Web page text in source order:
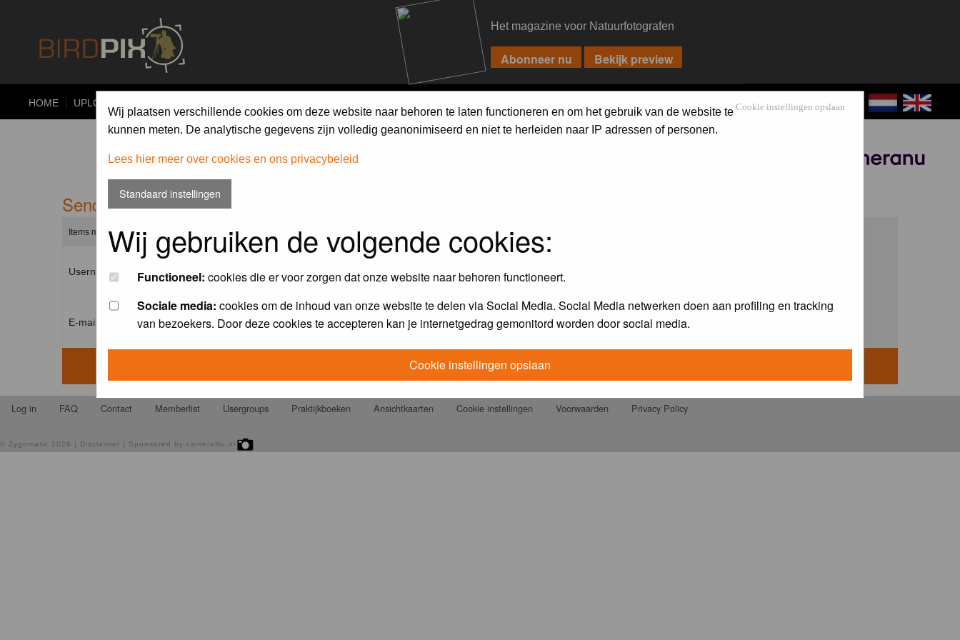
Het magazine voor Natuurfotografen
HOME UPLOAD Cookie instellingen opslaan
Wij plaatsen verschillende cookies om deze website naar behoren te laten functioneren en om het gebruik van de website te
kunnen meten. De analytische gegevens zijn volledig geanonimiseerd en niet te herleiden naar IP adressen of personen.
Lees hier meer over cookies en ons privacybeleid
Standaard instellingen
Wij gebruiken de volgende cookies:
Functioneel: cookies die er voor zorgen dat onze website naar behoren functioneert.
Sociale media: cookies om de inhoud van onze website te delen via Social Media. Social Media netwerken doen aan profiling en tracking
van bezoekers. Door deze cookies te accepteren kan je internetgedrag gemonitord worden door social media.
Cookie instellingen opslaan
Send me a new password
Items marked with a * are required unless stated otherwise.
Username: *
E-mail address: *
Log in FAQ Contact Memberlist Usergroups Praktijkboeken Ansichtkaarten Cookie instellingen Voorwaarden Privacy Policy
© Zygomatic 2026 | Disclaimer | Sponsored by cameraNu.nl